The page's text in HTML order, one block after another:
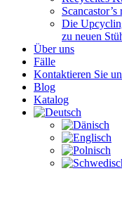
Die
zu neuen
Über uns
Fälle
Kontaktieren Sie
Blog
Katalog